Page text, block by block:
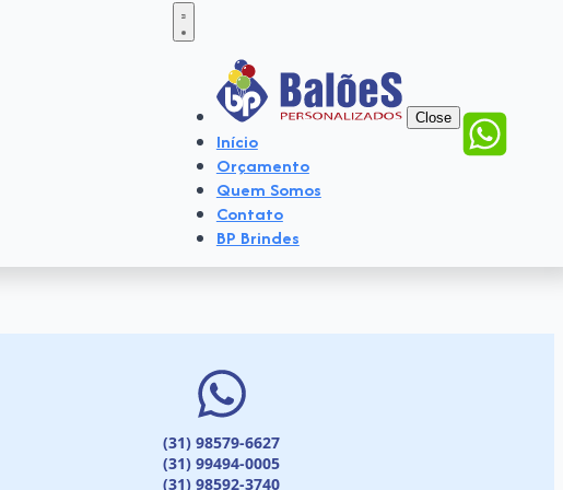
Close
Início
Orçamento
Quem Somos
Contato
BP Brindes
(31) 98579-6627
(31) 99494-0005
(31) 98592-3740